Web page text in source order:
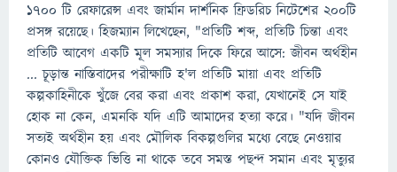
১৭০০ টি রেফারেন্স এবং জার্মান দার্শনিক ফ্রিডরিচ নিটেশের ২০০টি
প্রসঙ্গ রয়েছে। হিজম্যান লিখেছেন, "প্রতিটি শব্দ, প্রতিটি চিন্তা এবং
প্রতিটি আবেগ একটি মূল সমস্যার দিকে ফিরে আসে: জীবন অর্থহীন
... চূড়ান্ত নাস্তিবাদের পরীক্ষাটি হ'ল প্রতিটি মায়া এবং প্রতিটি
কল্পকাহিনীকে খুঁজে বের করা এবং প্রকাশ করা, যেখানেই সে যাই
হোক না কেন, এমনকি যদি এটি আমাদের হত্যা করে। "যদি জীবন
সত্যই অর্থহীন হয় এবং মৌলিক বিকল্পগুলির মধ্যে বেছে নেওয়ার
কোনও যৌক্তিক ভিত্তি না থাকে তবে সমস্ত পছন্দ সমান এবং মৃত্যুর